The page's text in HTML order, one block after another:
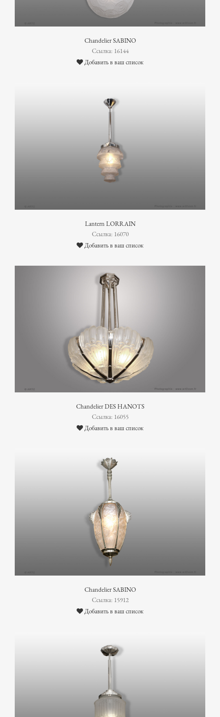
Chandelier SABINO
Ссылка: 16144
Добавить в ваш список
Lantern LORRAIN
Ссылка: 16070
Добавить в ваш список
Chandelier DES HANOTS
Ссылка: 16055
Добавить в ваш список
Chandelier SABINO
Ссылка: 15912
Добавить в ваш список